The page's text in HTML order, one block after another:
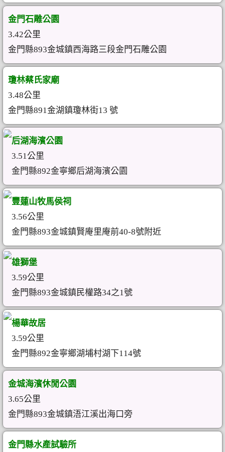
金門石雕公園
3.42公里
金門縣893金城鎮西海路三段金門石雕公園
瓊林蔡氏家廟
3.48公里
金門縣891金湖鎮瓊林街13 號
后湖海濱公園
3.51公里
金門縣892金寧鄉后湖海濱公園
豐蓮山牧馬侯祠
3.56公里
金門縣893金城鎮賢庵里庵前40-8號附近
雄獅堡
3.59公里
金門縣893金城鎮民權路34之1號
楊華故居
3.59公里
金門縣892金寧鄉湖埔村湖下114號
金城海濱休閒公園
3.65公里
金門縣893金城鎮浯江溪出海口旁
金門縣水產試驗所